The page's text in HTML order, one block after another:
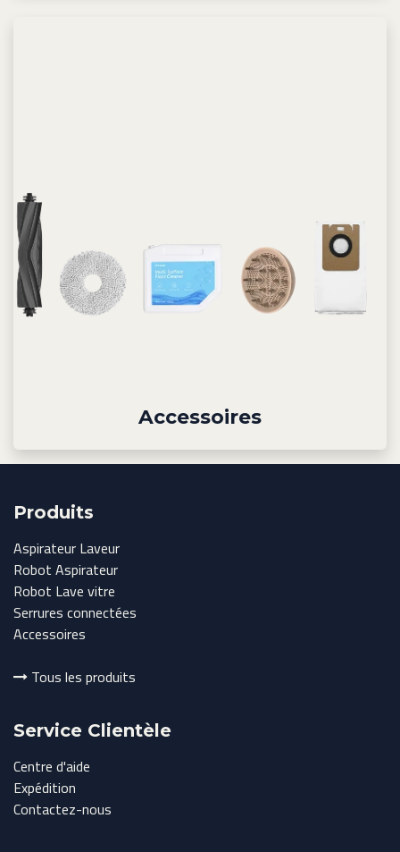
Accessoires
Produits
Aspirateur Laveur
Robot Aspirateur
Robot Lave vitre
Serrures connectées
Accessoires
Tous les produits
Service Clientèle
Centre d'aide
Expédition
Contactez-nous